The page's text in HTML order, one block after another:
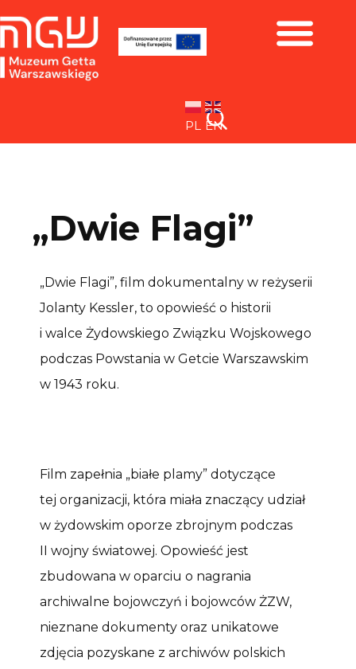
PL EN
„Dwie Flagi”
„Dwie Flagi”, film dokumentalny w reżyserii
Jolanty Kessler, to opowieść o historii
i walce Żydowskiego Związku Wojskowego
podczas Powstania w Getcie Warszawskim
w 1943 roku.
Film zapełnia „białe plamy” dotyczące
tej organizacji, która miała znaczący udział
w żydowskim oporze zbrojnym podczas
II wojny światowej. Opowieść jest
zbudowana w oparciu o nagrania
archiwalne bojowczyń i bojowców ŻZW,
nieznane dokumenty oraz unikatowe
zdjęcia pozyskane z archiwów polskich